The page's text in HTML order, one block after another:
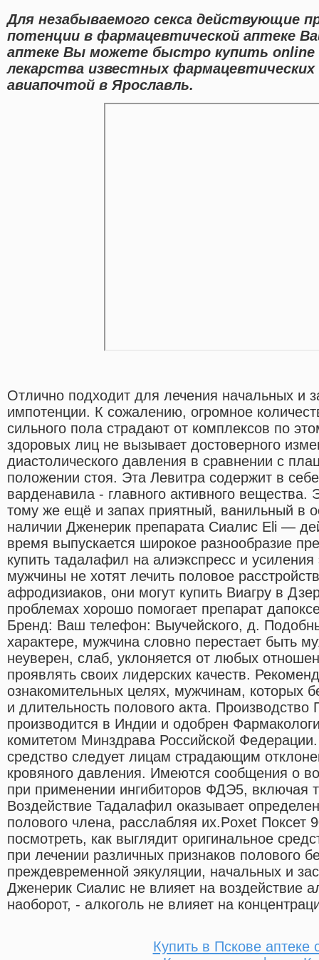
Для незабываемого секса действующие
потенции в фармацевтической аптеке
аптеке Вы можете быстро купить online
лекарства известных
авиапочтой в Ярославль.
Отлично подходит для лечения начальных и
импотенции. К сожалению, огромное
сильного пола страдают от комплексов по
здоровых лиц не вызывает достоверного
диастолического давления в сравнении с
положении стоя. Эта Левитра содержит в
варденавила - главного активного вещества.
тому же ещё и запах приятный, ванильный в
наличии Дженерик препарата Сиалис Eli —
время выпускается широкое разнообразие
купить тадалафил на алиэкспресс и
мужчины не хотят лечить половое
афродизиаков, они могут купить Виагру в
проблемах хорошо помогает препарат
Бренд: Ваш телефон: Выучейского, д.
характере, мужчина словно перестает быть
неуверен, слаб, уклоняется от любых
проявлять своих лидерских качеств.
ознакомительных целях, мужчинам, которых
и длительность полового акта. Производство
производится в Индии и одобрен
комитетом Минздрава Российской
средство следует лицам страдающим
кровяного давления. Имеются сообщения о
при применении ингибиторов ФДЭ5,
Воздействие Тадалафил оказывает
полового члена, расслабляя их.Poxet
посмотреть, как выглядит оригинальное
при лечении различных признаков полового
преждевременной эякуляции, начальных и
Дженерик Сиалис не влияет на воздействие
наоборот, - алкоголь не влияет на
Купить в Пскове аптеке